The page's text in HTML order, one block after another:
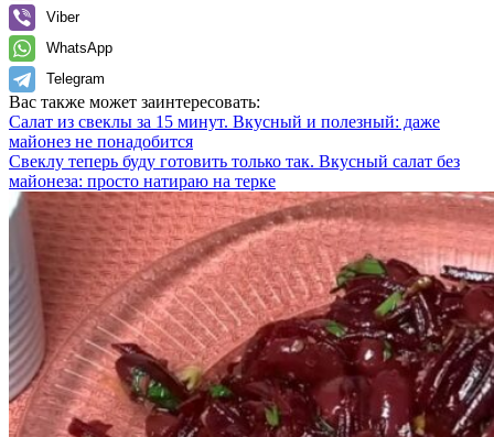
Viber
WhatsApp
Telegram
Вас также может заинтересовать:
Салат из свеклы за 15 минут. Вкусный и полезный: даже
майонез не понадобится
Свеклу теперь буду готовить только так. Вкусный салат без
майонеза: просто натираю на терке